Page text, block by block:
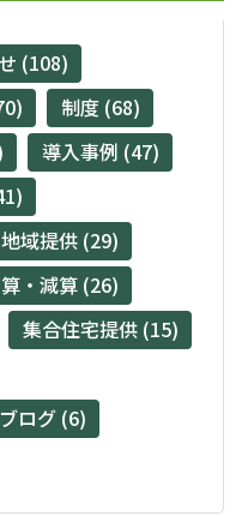
(108)
制度 (68)
導入事例 (47)
地域提供 (29)
・減算 (26)
集合住宅提供 (15)
ログ (6)